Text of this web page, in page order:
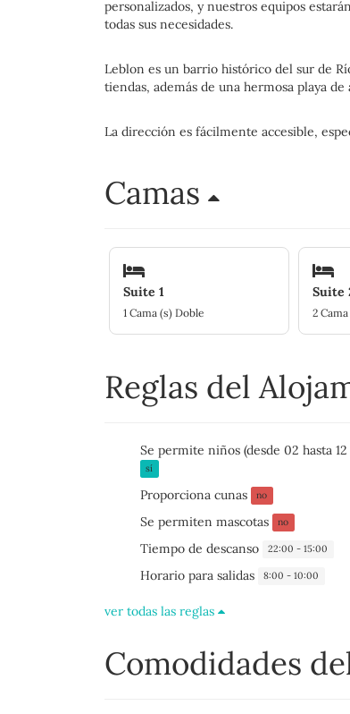
personalizados, y nuestros equipos
todas sus necesidades.
Leblon es un barrio histórico del sur de
tiendas, además de una hermosa playa de
La dirección es fácilmente accesible,
Camas
Suite 1
1 Cama (s) Doble
Suite
2
Reglas del
Se permite niños (desde 02 hasta 12
sí
Proporciona cunas no
Se permiten mascotas no
Tiempo de descanso 22:00 - 15:00
Horario para salidas 8:00 - 10:00
ver todas las reglas
Comodidades